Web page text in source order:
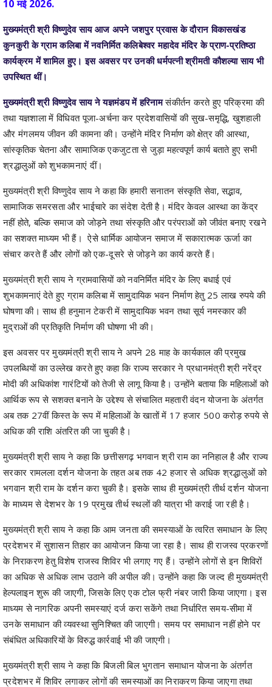
कुनकुरी के ग्राम कलिबा में नवनिर्मित कलिबेश्वर महादेव मंदिर के प्राण-प्रतिष्ठा
कार्यक्रम में शामिल हुए। इस अवसर पर उनकी धर्मपत्नी श्रीमती कौशल्या साय भी
उपस्थित थीं।
मुख्यमंत्री श्री विष्णुदेव साय ने यज्ञमंडप में हरिनामसंकीर्तन करते हुए परिक्रमा की
तथा यज्ञशाला में विधिवत पूजा-अर्चना कर प्रदेशवासियों की सुख-समृद्धि, खुशहाली
और मंगलमय जीवन की कामना की। उन्होंने मंदिर निर्माण को क्षेत्र की आस्था,
सांस्कृतिक चेतना और सामाजिक एकजुटता से जुड़ा महत्वपूर्ण कार्य बताते हुए सभी
श्रद्धालुओं को शुभकामनाएं दीं।
मुख्यमंत्री श्री विष्णुदेव साय ने कहा कि हमारी सनातन संस्कृति सेवा, सद्भाव,
सामाजिक समरसता और भाईचारे का संदेश देती है। मंदिर केवल आस्था का केंद्र
नहीं होते, बल्कि समाज को जोड़ने तथा संस्कृति और परंपराओं को जीवंत बनाए रखने
का सशक्त माध्यम भी हैं। ऐसे धार्मिक आयोजन समाज में सकारात्मक ऊर्जा का
संचार करते हैं और लोगों को एक-दूसरे से जोड़ने का कार्य करते हैं।
मुख्यमंत्री श्री साय ने ग्रामवासियों को नवनिर्मित मंदिर के लिए बधाई एवं
शुभकामनाएं देते हुए ग्राम कलिबा में सामुदायिक भवन निर्माण हेतु 25 लाख रुपये की
घोषणा की। साथ ही हनुमान टेकरी में सामुदायिक भवन तथा सूर्य नमस्कार की
मुद्राओं की प्रतिकृति निर्माण की घोषणा भी की।
इस अवसर पर मुख्यमंत्री श्री साय ने अपने 28 माह के कार्यकाल की प्रमुख
उपलब्धियों का उल्लेख करते हुए कहा कि राज्य सरकार ने प्रधानमंत्री श्री नरेंद्र
मोदी की अधिकांश गारंटियों को तेजी से लागू किया है। उन्होंने बताया कि महिलाओं को
आर्थिक रूप से सशक्त बनाने के उद्देश्य से संचालित महतारी वंदन योजना के अंतर्गत
अब तक 27वीं किस्त के रूप में महिलाओं के खातों में 17 हजार 500 करोड़ रुपये से
अधिक की राशि अंतरित की जा चुकी है।
मुख्यमंत्री श्री साय ने कहा कि छत्तीसगढ़ भगवान श्री राम का ननिहाल है और राज्य
सरकार रामलला दर्शन योजना के तहत अब तक 42 हजार से अधिक श्रद्धालुओं को
भगवान श्री राम के दर्शन करा चुकी है। इसके साथ ही मुख्यमंत्री तीर्थ दर्शन योजना
के माध्यम से देशभर के 19 प्रमुख तीर्थ स्थलों की यात्रा भी कराई जा रही है।
मुख्यमंत्री श्री साय ने कहा कि आम जनता की समस्याओं के त्वरित समाधान के लिए
प्रदेशभर में सुशासन तिहार का आयोजन किया जा रहा है। साथ ही राजस्व प्रकरणों
के निराकरण हेतु विशेष राजस्व शिविर भी लगाए गए हैं। उन्होंने लोगों से इन शिविरों
का अधिक से अधिक लाभ उठाने की अपील की। उन्होंने कहा कि जल्द ही मुख्यमंत्री
हेल्पलाइन शुरू की जाएगी, जिसके लिए एक टोल फ्री नंबर जारी किया जाएगा। इस
माध्यम से नागरिक अपनी समस्याएं दर्ज करा सकेंगे तथा निर्धारित समय-सीमा में
उनके समाधान की व्यवस्था सुनिश्चित की जाएगी। समय पर समाधान नहीं होने पर
संबंधित अधिकारियों के विरुद्ध कार्रवाई भी की जाएगी।
मुख्यमंत्री श्री साय ने कहा कि बिजली बिल भुगतान समाधान योजना के अंतर्गत
प्रदेशभर में शिविर लगाकर लोगों की समस्याओं का निराकरण किया जाएगा तथा
757 करोड़ रुपये के बिजली बिल माफ किए जा रहे हैं। उन्होंने लोगों से योजना का
लाभ लेने के लिए पंजीयन कराने की अपील की।